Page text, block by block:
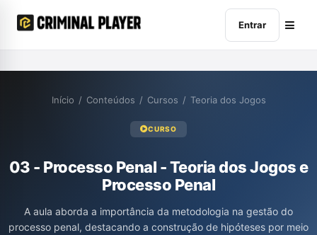
Entrar
Início / Conteúdos / Cursos / Teoria dos Jogos
CURSO
03 - Processo Penal - Teoria dos Jogos e
Processo Penal
A aula aborda a importância da metodologia na gestão do
processo penal, destacando a construção de hipóteses por meio